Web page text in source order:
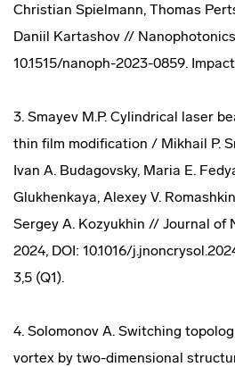
Christian Spielmann, Thomas
Daniil Kartashov //
10.1515/nanoph-2023-0859.
3. Smayev M.P. Cylindrical laser
thin film modification / Mikhail P.
Ivan A. Budagovsky, Maria E.
Glukhenkaya, Alexey V.
Sergey A. Kozyukhin // Journal of
2024, DOI: 10.1016/
3,5 (Q1).
4. Solomonov A. Switching
vortex by two-dimensional